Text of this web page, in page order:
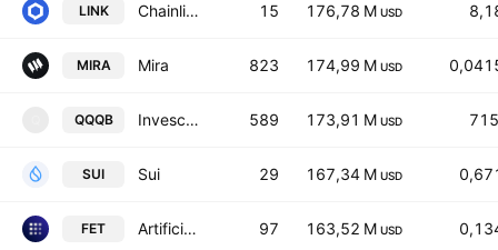
LINK Chainlink 15 176,78 M USD
MIRA Mira 823 174,99 M USD
QQQB Invesco QQQ Trust Tokenized bStocks 589 173,91 M USD
SUI Sui 29 167,34 M USD
FET Artificial Superintelligence Alliance 97 163,52 M USD